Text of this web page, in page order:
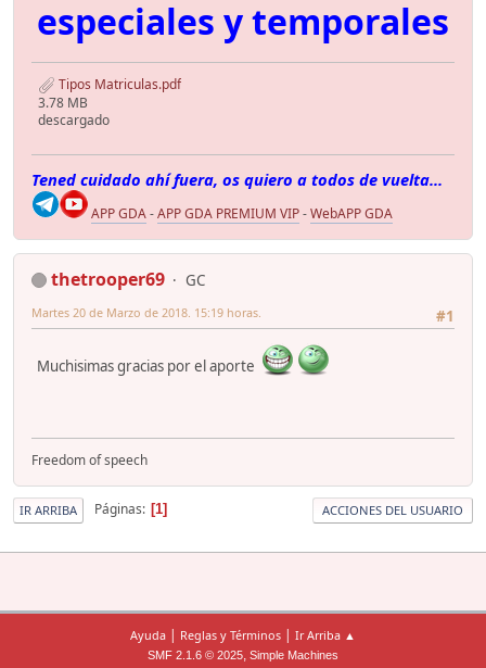
especiales y temporales
Tipos Matriculas.pdf
3.78 MB
descargado
Tened cuidado ahí fuera, os quiero a todos de vuelta...
APP GDA-APP GDA PREMIUM VIP-WebAPP GDA
thetrooper69
GC
#1
Martes 20 de Marzo de 2018. 15:19 horas.
Muchisimas gracias por el aporte
Freedom of speech
IR ARRIBA Páginas 1 ACCIONES DEL USUARIO
Ayuda | Reglas y Términos | Ir Arriba ▲
SMF 2.1.6 © 2025, Simple Machines